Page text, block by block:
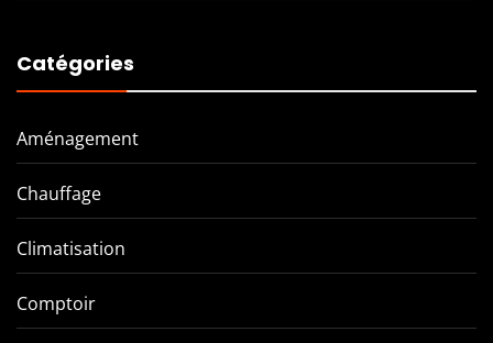
Catégories
Aménagement
Chauffage
Climatisation
Comptoir